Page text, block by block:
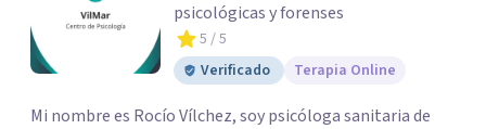
psicológicas y forenses
5 / 5
Verificado
Terapia Online
Mi nombre es Rocío Vílchez, soy psicóloga sanitaria de